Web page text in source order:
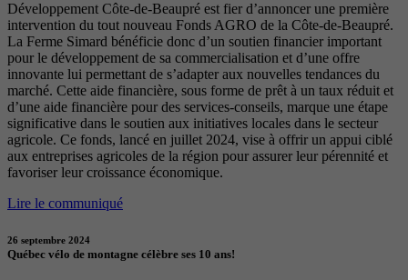
Développement Côte-de-Beaupré est fier d’annoncer une première
intervention du tout nouveau Fonds AGRO de la Côte-de-Beaupré.
La Ferme Simard bénéficie donc d’un soutien financier important
pour le développement de sa commercialisation et d’une offre
innovante lui permettant de s’adapter aux nouvelles tendances du
marché. Cette aide financière, sous forme de prêt à un taux réduit et
d’une aide financière pour des services-conseils, marque une étape
significative dans le soutien aux initiatives locales dans le secteur
agricole. Ce fonds, lancé en juillet 2024, vise à offrir un appui ciblé
aux entreprises agricoles de la région pour assurer leur pérennité et
favoriser leur croissance économique.
Lire le communiqué
26 septembre 2024
Québec vélo de montagne célèbre ses 10 ans!